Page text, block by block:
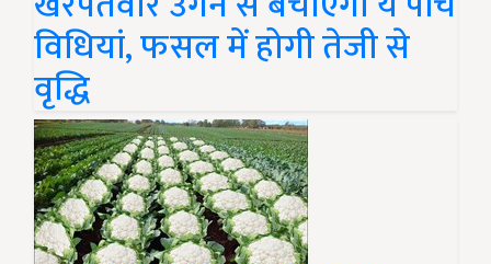
विधियां, फसल में होगी तेजी से
वृद्धि